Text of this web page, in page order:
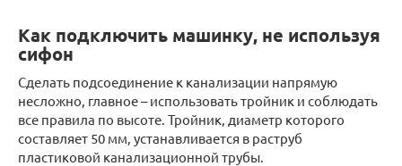
Как подключить машинку, не используя
сифон
Сделать подсоединение к канализации напрямую
несложно, главное – использовать тройник и соблюдать
все правила по высоте. Тройник, диаметр которого
составляет 50 мм, устанавливается в раструб
пластиковой канализационной трубы.